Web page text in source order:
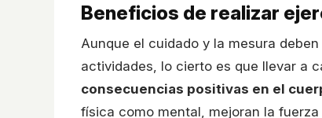
Beneficios de realizar
Aunque el cuidado y la mesura
actividades, lo cierto es que llevar a
consecuencias positivas en el
física como mental, mejoran la